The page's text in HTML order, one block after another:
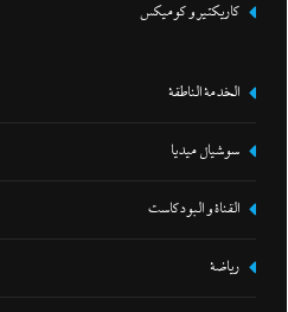
كاريكتير و كوميكس
الخدمة الناطقة
سوشيال ميديا
القناة و البودكاست
رياضة